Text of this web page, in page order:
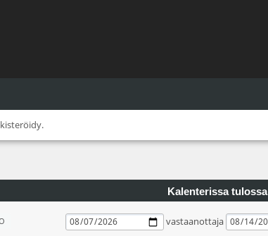
.
Kalenterissa tulossa
vastaanottaja